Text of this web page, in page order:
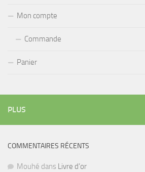
Mon compte
Commande
Panier
PLUS
COMMENTAIRES RÉCENTS
Mouhé dans Livre d’or